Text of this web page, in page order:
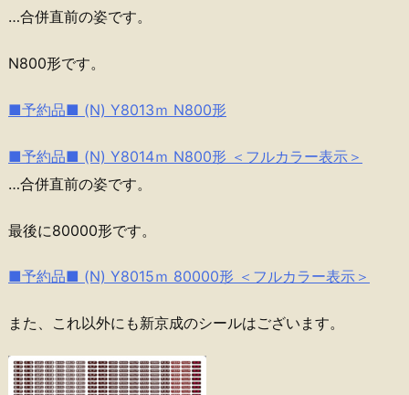
…合併直前の姿です。
N800形です。
■予約品■ (N) Y8013ｍ N800形
■予約品■ (N) Y8014ｍ N800形 ＜フルカラー表示＞
…合併直前の姿です。
最後に80000形です。
■予約品■ (N) Y8015ｍ 80000形 ＜フルカラー表示＞
また、これ以外にも新京成のシールはございます。